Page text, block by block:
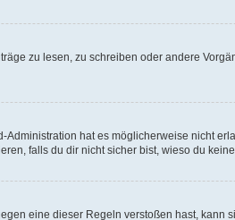
zu lesen, zu schreiben oder andere
hat es möglicherweise nicht
falls du dir nicht sicher bist, wieso du
eine dieser Regeln verstoßen hast,